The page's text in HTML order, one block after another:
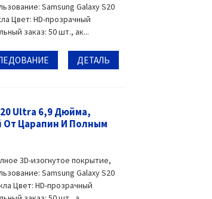
Samsung Galaxy S20
Цвет: HD-прозрачный
заказ: 50 шт., ак...
ДЕТАЛЬ
Ultra 6,9 Дюйма,
От Царапин И Полным
3D-изогнутое покрытие,
Samsung Galaxy S20
Цвет: HD-прозрачный